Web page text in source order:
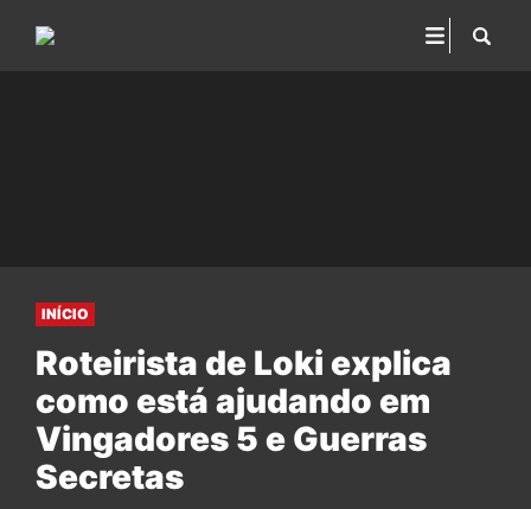
INÍCIO
Roteirista de Loki explica
como está ajudando em
Vingadores 5 e Guerras
Secretas